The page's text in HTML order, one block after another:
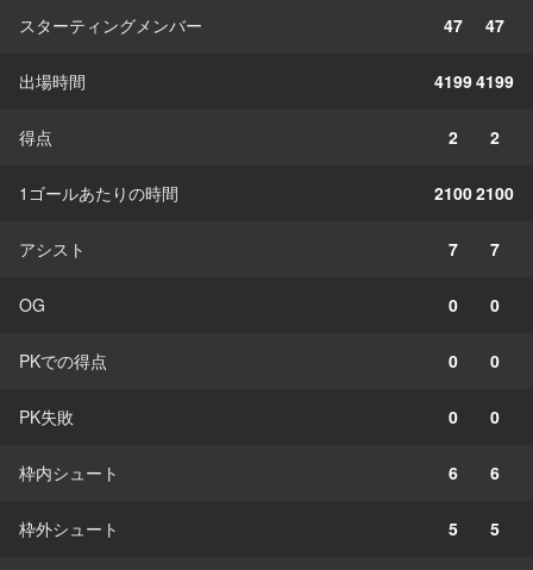
スターティングメンバー 47 47
出場時間 41994199
得点 2 2
1ゴールあたりの時間 21002100
アシスト 7 7
OG 0 0
PKでの得点 0 0
PK失敗 0 0
枠内シュート 6 6
枠外シュート 5 5